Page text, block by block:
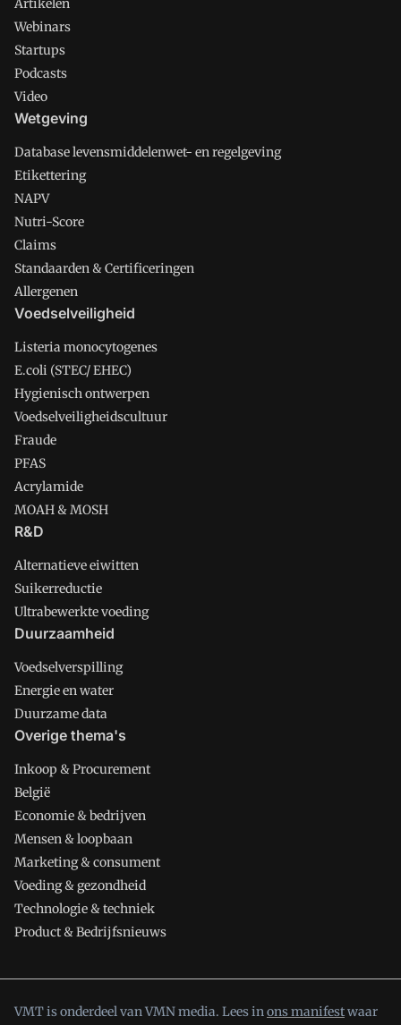
Artikelen
Webinars
Startups
Podcasts
Video
Wetgeving
Database levensmiddelenwet- en regelgeving
Etikettering
NAPV
Nutri-Score
Claims
Standaarden & Certificeringen
Allergenen
Voedselveiligheid
Listeria monocytogenes
E.coli (STEC/ EHEC)
Hygienisch ontwerpen
Voedselveiligheidscultuur
Fraude
PFAS
Acrylamide
MOAH & MOSH
R&D
Alternatieve eiwitten
Suikerreductie
Ultrabewerkte voeding
Duurzaamheid
Voedselverspilling
Energie en water
Duurzame data
Overige thema's
Inkoop & Procurement
België
Economie & bedrijven
Mensen & loopbaan
Marketing & consument
Voeding & gezondheid
Technologie & techniek
Product & Bedrijfsnieuws
VMT is onderdeel van VMN media. Lees inons manifestwaar